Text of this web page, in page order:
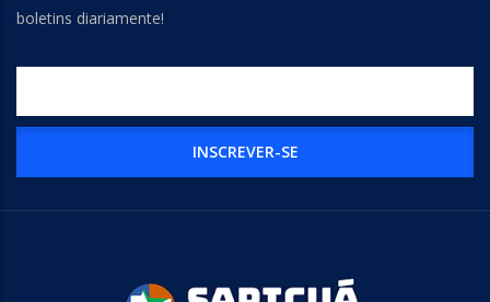
boletins diariamente!